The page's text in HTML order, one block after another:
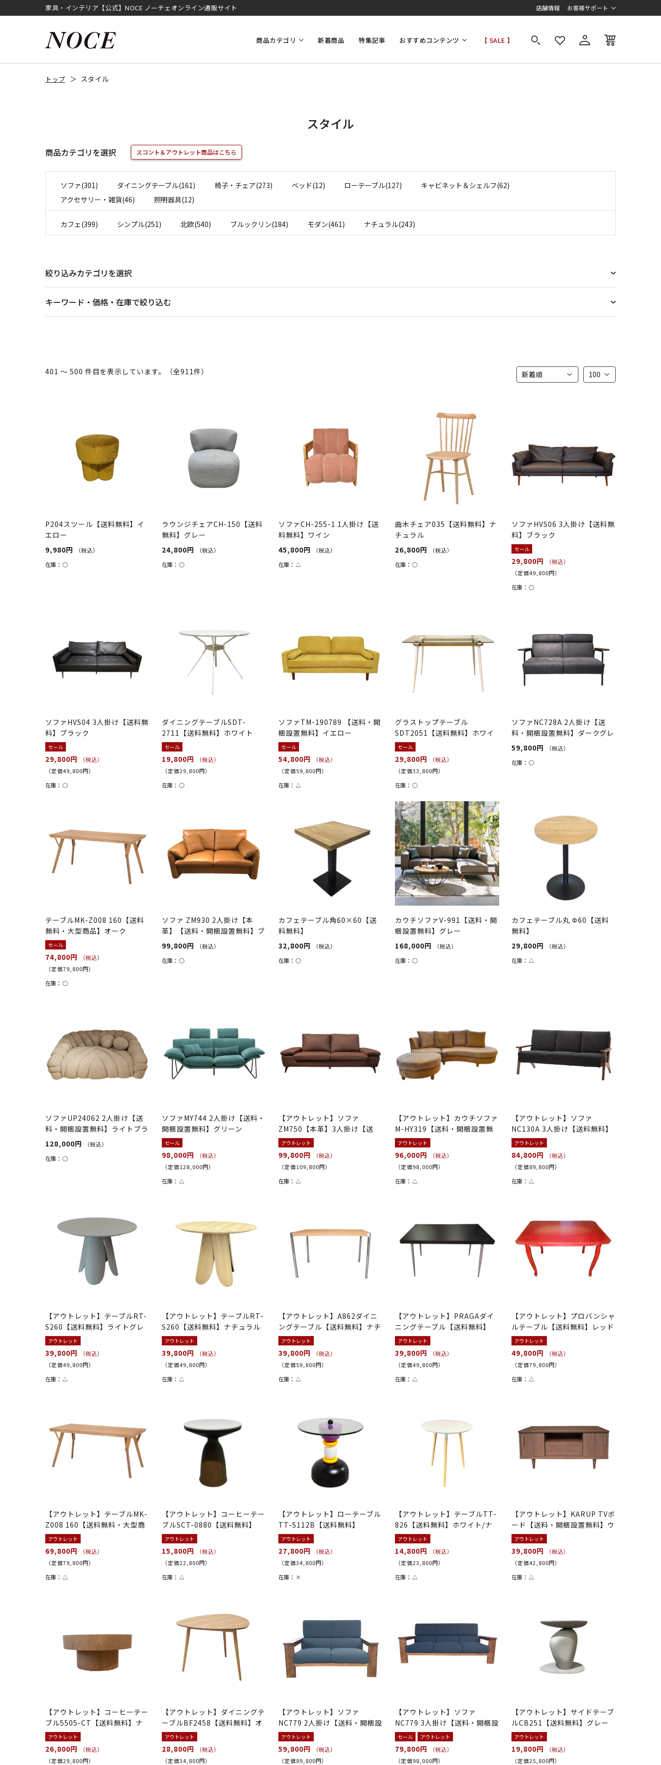
家具・インテリア【公式】NOCE ノーチェオンライン通販サイト 店舗情報 お客様サポート
商品カテゴリ 新着商品 特集記事 おすすめコンテンツ 【 SALE 】
トップ スタイル
スタイル
商品カテゴリを選択 スコント＆アウトレット商品はこちら
ソファ(301) ダイニングテーブル(161) 椅子・チェア(273) ベッド(12) ローテーブル(127)
キャビネット＆シェルフ(62)
アクセサリー・雑貨(46)
照明器具(12)
カフェ(399) シンプル(251) 北欧(540) ブルックリン(184) モダン(461) ナチュラル(243)
絞り込みカテゴリを選択
キーワード・価格・在庫で絞り込む
401 ～ 500 件目を表示しています。（全911件）
P204スツール【送料無料】イ
エロー
9,980円
（税込）
在庫： ○
ラウンジチェアCH-150【送料
無料】グレー
24,800円
（税込）
在庫：○
ソファCH-255-1 1人掛け【送
料無料】ワイン
45,800円
（税込）
在庫： △
曲木チェア035【送料無料】ナ
チュラル
26,800円
（税込）
在庫：○
ソファHVS06 3人掛け【送料無
料】ブラック
セール
29,800円
（税込）
（定価49,800円）
在庫：○
ソファHVS04 3人掛け【送料無
料】ブラック
セール
29,800円
（税込）
（定価49,800円）
在庫： ○
ダイニングテーブルSDT-
2711【送料無料】ホワイト
セール
19,800円
（税込）
（定価29,800円）
在庫：○
ソファTM-190789 【送料・開
梱設置無料】イエロー
セール
54,800円
（税込）
（定価59,800円）
在庫： △
グラストップテーブル
SDT2051【送料無料】ホワイ
トセール
29,800円
（税込）
（定価33,800円）
在庫：○
ソファNC728A 2人掛け【送
料・開梱設置無料】ダークグレ
ー
59,800円
（税込）
在庫：○
テーブルMK-Z008 160【送料
無料・大型商品】オーク
セール
74,800円
（税込）
（定価79,800円）
在庫： ○
ソファ ZM930 2人掛け【本
革】【送料・開梱設置無料】ブ
ラウン
99,800円
（税込）
在庫：○
カフェテーブル角60×60【送
料無料】
32,800円
（税込）
在庫：○
カウチソファV-991【送料・開
梱設置無料】グレー
168,000円
（税込）
在庫：○
カフェテーブル丸 Φ60【送料
無料】
29,800円
（税込）
在庫： △
ソファUP24062 2人掛け【送
料・開梱設置無料】ライトブラ
ウン
128,000円
（税込）
在庫： ○
ソファMY744 2人掛け【送料・
開梱設置無料】グリーン
セール
98,000円
（税込）
（定価128,000円）
在庫： △
【アウトレット】ソファ
ZM750【本革】3人掛け【送
料・開梱設...
アウトレット
99,800円
（税込）
（定価109,800円）
在庫： △
【アウトレット】カウチソファ
M-HY319【送料・開梱設置無
料】...
アウトレット
96,000円
（税込）
（定価98,000円）
在庫： △
【アウトレット】ソファ
NC130A 3人掛け【送料無料】
ブラック/...
アウトレット
84,800円
（税込）
（定価89,800円）
在庫： △
【アウトレット】テーブルRT-
S260【送料無料】ライトグレ
ーアウトレット
39,800円
（税込）
（定価49,800円）
在庫： △
【アウトレット】テーブルRT-
S260【送料無料】ナチュラル
アウトレット
39,800円
（税込）
（定価49,800円）
在庫： △
【アウトレット】A862ダイニ
ングテーブル【送料無料】ナチ
ュラル
アウトレット
39,800円
（税込）
（定価59,800円）
在庫： △
【アウトレット】PRAGAダイ
ニングテーブル【送料無料】
アウトレット
39,800円
（税込）
（定価49,800円）
在庫： △
【アウトレット】プロバンシャ
ルテーブル【送料無料】レッド
アウトレット
49,800円
（税込）
（定価79,800円）
在庫： △
【アウトレット】テーブルMK-
Z008 160【送料無料・大型商
品】...
アウトレット
69,800円
（税込）
（定価79,800円）
在庫： △
【アウトレット】コーヒーテー
ブルSCT-0880【送料無料】
アウトレット
15,800円
（税込）
（定価22,800円）
在庫： △
【アウトレット】ローテーブル
TT-S112B【送料無料】
アウトレット
27,800円
（税込）
（定価34,800円）
在庫： ×
【アウトレット】テーブルTT-
826【送料無料】ホワイト/ナ
チュ...
アウトレット
14,800円
（税込）
（定価23,800円）
在庫： △
【アウトレット】KARUP TVボ
ード【送料・開梱設置無料】ウ
ォ...
アウトレット
39,800円
（税込）
（定価42,800円）
在庫： △
【アウトレット】コーヒーテー
ブル5505-CT【送料無料】ナ
チュ...
アウトレット
26,800円
（税込）
（定価29,800円）
【アウトレット】ダイニングテ
ーブルBF2458【送料無料】オ
ーク
アウトレット
28,800円
（税込）
（定価34,800円）
【アウトレット】ソファ
NC779 2人掛け【送料・開梱設
置無料】...
アウトレット
59,800円
（税込）
（定価89,800円）
【アウトレット】ソファ
NC779 3人掛け【送料・開梱設
置無料】...
セール アウトレット
79,800円
（税込）
（定価98,000円）
【アウトレット】サイドテーブ
ルCB251【送料無料】グレー
アウトレット
19,800円
（税込）
（定価25,800円）